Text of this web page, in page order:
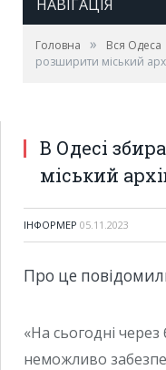
НАВІГАЦІЯ
Головна » Вся Одеса
розширити міський
В Одесі
міський
ІНФОРМЕР 05.11.2023
Про це
«На сьогодні
неможливо